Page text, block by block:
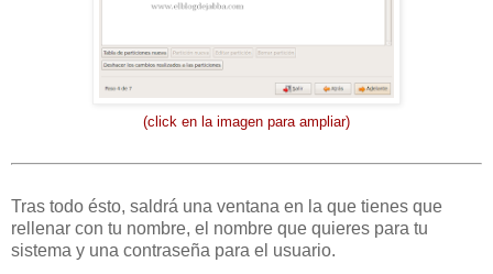
(click en la imagen para ampliar)
Tras todo ésto, saldrá una ventana en la que tienes que
rellenar con tu nombre, el nombre que quieres para tu
sistema y una contraseña para el usuario.